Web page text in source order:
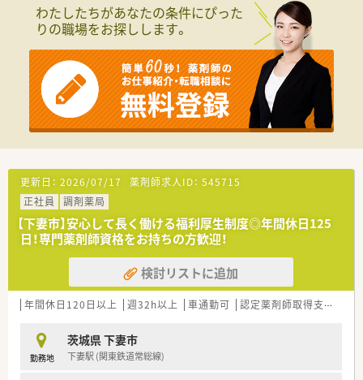
わたしたちがあなたの条件にぴった
りの職場をお探しします。
更新日： 2026/07/17 薬剤師求人ID： 545715
正社員
調剤薬局
【下妻市】安心して長く働ける福利厚生制度◎年間休日125
日！専門薬剤師資格をお持ちの方歓迎！
検討リストに追加
年間休日120日以上 週32h以上 車通勤可 認定薬剤師取得支援あり
勤務地
茨城県 下妻市
下妻駅 (関東鉄道常総線)